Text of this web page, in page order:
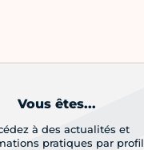
Vous êtes...
à des actualités et
pratiques par profil